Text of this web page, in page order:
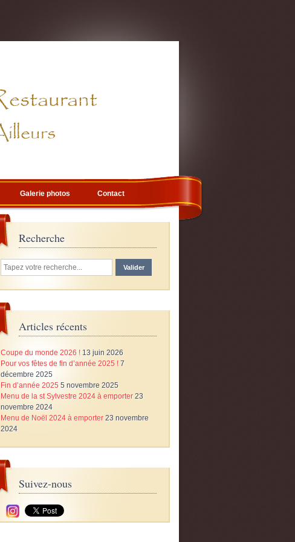
Galerie photos Contact
Recherche
Articles récents
Coupe du monde 2026 ! 13 juin 2026
Pour vos fêtes de fin d’année 2025 ! 7
décembre 2025
Fin d’année 2025 5 novembre 2025
Menu de la st Sylvestre 2024 à emporter 23
novembre 2024
Menu de Noël 2024 à emporter 23 novembre
2024
Suivez-nous